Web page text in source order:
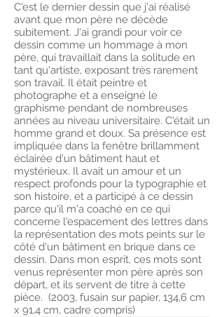
C'est le dernier dessin que j'ai réalisé
avant que mon père ne décède
subitement. J'ai grandi pour voir ce
dessin comme un hommage à mon
père, qui travaillait dans la solitude en
tant qu'artiste, exposant très rarement
son travail. Il était peintre et
photographe et a enseigné le
graphisme pendant de nombreuses
années au niveau universitaire. C'était un
homme grand et doux. Sa présence est
impliquée dans la fenêtre brillamment
éclairée d'un bâtiment haut et
mystérieux. Il avait un amour et un
respect profonds pour la typographie et
son histoire, et a participé à ce dessin
parce qu'il m'a coaché en ce qui
concerne l'espacement des lettres dans
la représentation des mots peints sur le
côté d'un bâtiment en brique dans ce
dessin. Dans mon esprit, ces mots sont
venus représenter mon père après son
départ, et ils servent de titre à cette
pièce. (2003, fusain sur papier, 134,6 cm
x 91,4 cm, cadre compris)